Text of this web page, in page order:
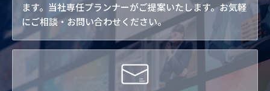
ます。当社専任プランナーがご提案いたします。お気軽
にご相談・お問い合わせください。